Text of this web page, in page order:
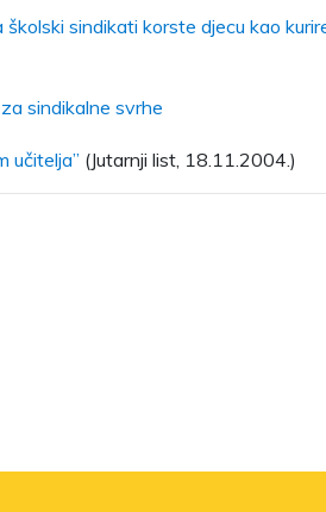
sindikati korste djecu kao
sindikalne svrhe
učitelja” (Jutarnji list, 18.11.2004.)